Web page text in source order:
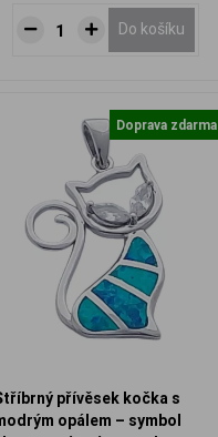
Do košíku
Doprava zdarma
přívěsek kočka s
opálem – symbol